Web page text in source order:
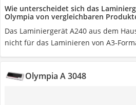
Wie unterscheidet sich das
Olympia von vergleichbaren
Das Laminiergerät A240 aus dem
nicht für das Laminieren von A3-
Olympia A 3048